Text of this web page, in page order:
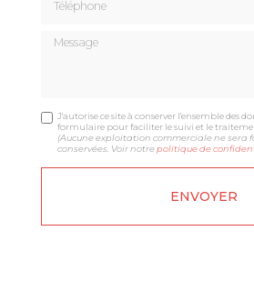
Message
J'autorise ce site à conserver l'ensemble des
formulaire pour faciliter le suivi et le
(Aucune exploitation commerciale ne sera
conservées. Voir notrepolitique de